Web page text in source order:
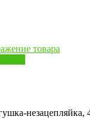
незацепляйка,